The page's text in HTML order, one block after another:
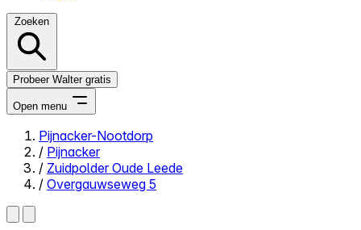
Zoeken
Probeer Walter gratis
Open menu
Close menu
Pijnacker-Nootdorp
/ Pijnacker
/ Zuidpolder Oude Leede
/ Overgauwseweg 5